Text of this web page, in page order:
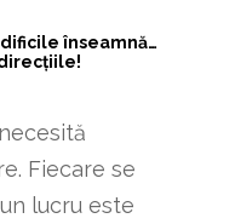
înseamnă…
Fiecare se
lucru este